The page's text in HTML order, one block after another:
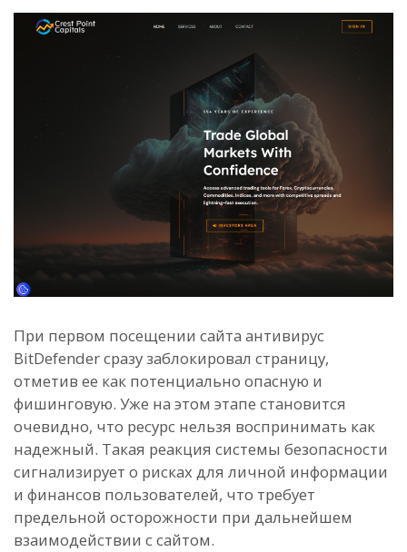
При первом посещении сайта антивирус
BitDefender сразу заблокировал страницу,
отметив ее как потенциально опасную и
фишинговую. Уже на этом этапе становится
очевидно, что ресурс нельзя воспринимать как
надежный. Такая реакция системы безопасности
сигнализирует о рисках для личной информации
и финансов пользователей, что требует
предельной осторожности при дальнейшем
взаимодействии с сайтом.